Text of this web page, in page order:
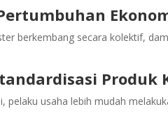
berkembang secara kolektif,
Produk
pelaku usaha lebih mudah